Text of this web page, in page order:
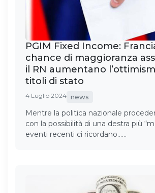
PGIM Fixed Income:
chance di maggioranza
il RN aumentano
titoli di stato
4 Luglio 2024 news
Mentre la politica nazionale
con la possibilità di una destra più
eventi recenti ci ricordano……